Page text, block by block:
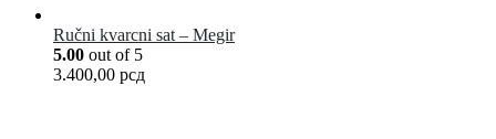
Ručni kvarcni sat – Megir
5.00 out of 5
3.400,00 рсд